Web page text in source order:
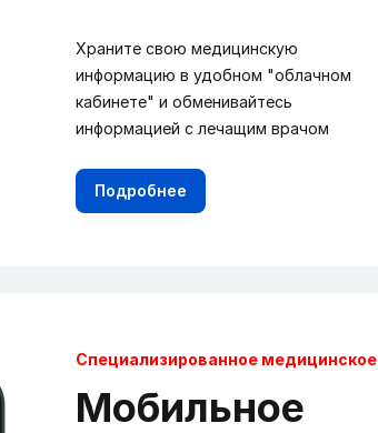
Храните свою медицинскую
информацию в удобном "облачном
кабинете" и обменивайтесь
информацией с лечащим врачом
Подробнее
Cпециализированное медицинское
Мобильное